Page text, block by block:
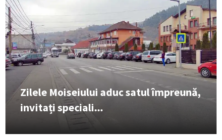
Zilele Moiseiului aduc satul împreună,
invitați speciali...